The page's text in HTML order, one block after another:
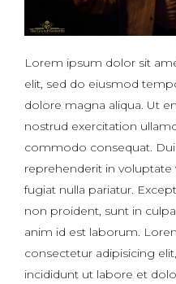
Lorem ipsum dolor sit
elit, sed do eiusmod
dolore magna aliqua. Ut
nostrud exercitation
commodo consequat.
reprehenderit in
fugiat nulla pariatur.
non proident, sunt in
anim id est laborum.
consectetur adipisicing
incididunt ut labore et